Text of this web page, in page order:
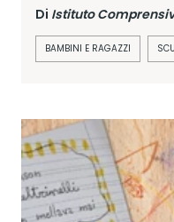
Di Istituto
BAMBINI E RAGAZZI